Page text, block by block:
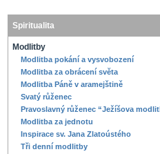
Spiritualita
Modlitby
Modlitba pokání a vysvobození
Modlitba za obrácení světa
Modlitba Páně v aramejštině
Svatý růženec
Pravoslavný růženec “Ježíšova
Modlitba za jednotu
Inspirace sv. Jana Zlatoústého
Tři denní modlitby